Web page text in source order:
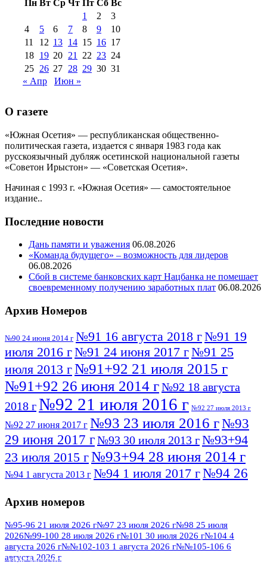
августа 2012 г(11)
августа 2013 г
(12)
Пн Вт Ср Чт Пт Сб Вс
1
2
3
4
5 6 7 8 9
10
11
12 13 14 15 16 17
18 19 20 21 22 23 24
25 26 27 28 29 30 31
« Апр
Июн »
О газете
«Южная Осетия» — республиканская общественно-
политическая газета, издается с января 1983 года как
русскоязычный дубляж осетинской национальной газеты
«Советон Ирыстон» — «Советская Осетия».
Начиная с 1993 г. «Южная Осетия» — самостоятельное
издание..
Последние новости
Дань памяти и уважения 06.08.2026
«Команда будущего» – возможность для лидеров
06.08.2026
Сбой в системе банковских карт Нацбанка не помешает
своевременному получению заработных плат 06.08.2026
Архив Номеров
№90 24 июня 2014 г №91 16 августа 2018 г№91 19
июля 2016 г№91 24 июня 2017 г№91 25
июля 2013 г№91+92 21 июля 2015 г
№91+92 26 июня 2014 г№92 18 августа
2018 г№92 21 июля 2016 г №92 27 июля 2013 г
№92 27 июня 2017 г №93 23 июля 2016 г№93
29 июня 2017 г№93 30 июля 2013 г№93+94
23 июля 2015 г№93+94 28 июня 2014 г
№94 1 августа 2013 г №94 1 июля 2017 г№94 26
№95 7 августа 2012 г
№95 28 июля 2016 г№95+96 3 августа
2013 г№96 6 июля 2017 г№96 9 августа
2012 г №96 28 июля 2015 г
Архив номеров
№95-96 21 июля 2026 г№97 23 июля 2026 г№98 25 июля
2026№99-100 28 июля 2026 г№101 30 июля 2026 г№104 4
августа 2026 г№№102-103 1 августа 2026 г№№105-106 6
августа 2026 г
ПОСМОТРЕТЬ ВСЕ